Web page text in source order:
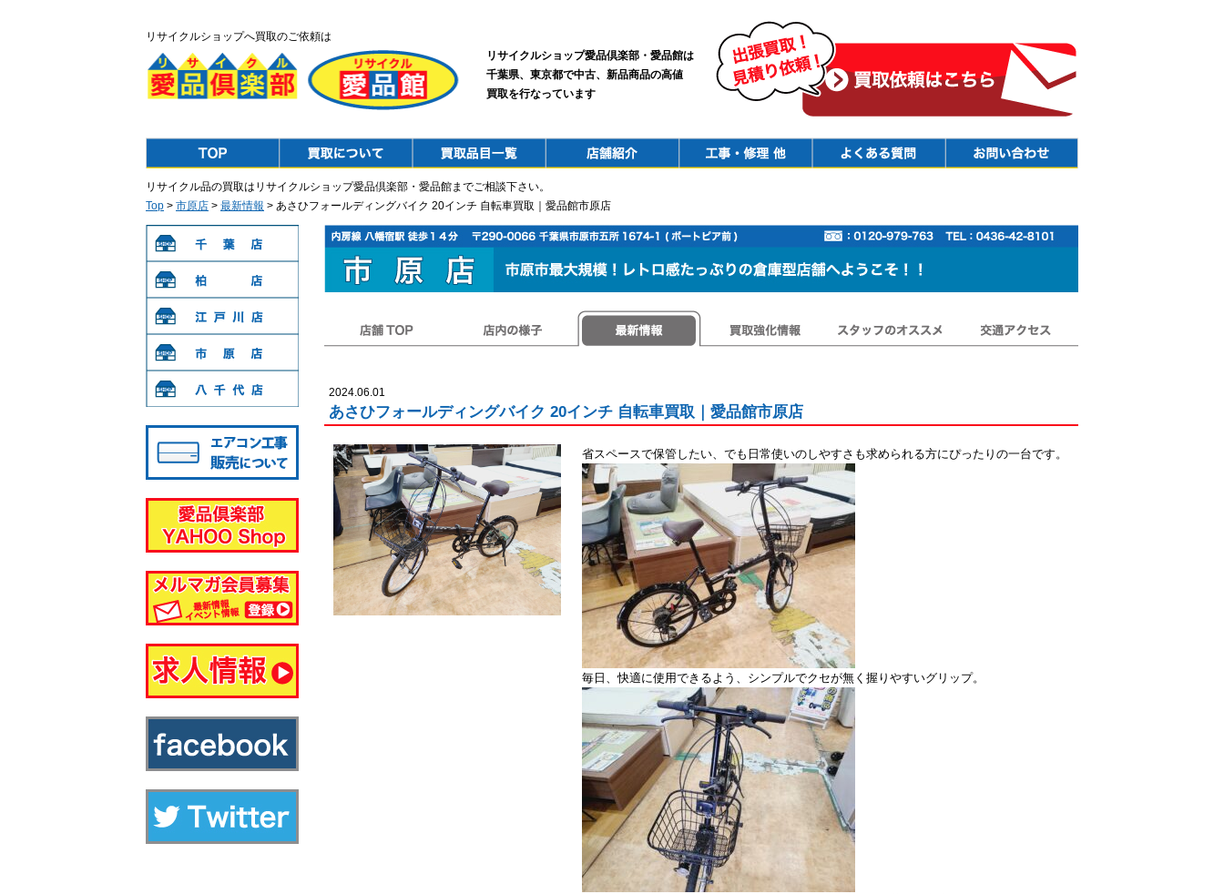
リサイクルショップへ買取のご依頼は
リサイクルショップ愛品倶楽部・愛品館は
千葉県、東京都で中古、新品商品の高値
買取を行なっています
リサイクル品の買取はリサイクルショップ愛品倶楽部・愛品館までご相談下さい。
Top > 市原店 > 最新情報 > あさひフォールディングバイク 20インチ 自転車買取｜愛品館市原店
2024.06.01
あさひフォールディングバイク 20インチ 自転車買取｜愛品館市原店
省スペースで保管したい、でも日常使いのしやすさも求められる方にぴったりの一台です。
毎日、快適に使用できるよう、シンプルでクセが無く握りやすいグリップ。